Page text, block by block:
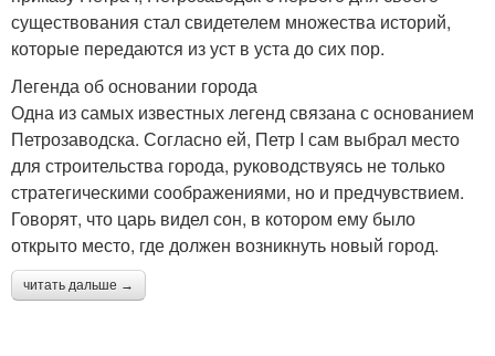
существования стал свидетелем множества историй,
которые передаются из уст в уста до сих пор.
Легенда об основании города
Одна из самых известных легенд связана с основанием
Петрозаводска. Согласно ей, Петр I сам выбрал место
для строительства города, руководствуясь не только
стратегическими соображениями, но и предчувствием.
Говорят, что царь видел сон, в котором ему было
открыто место, где должен возникнуть новый город.
читать дальше →